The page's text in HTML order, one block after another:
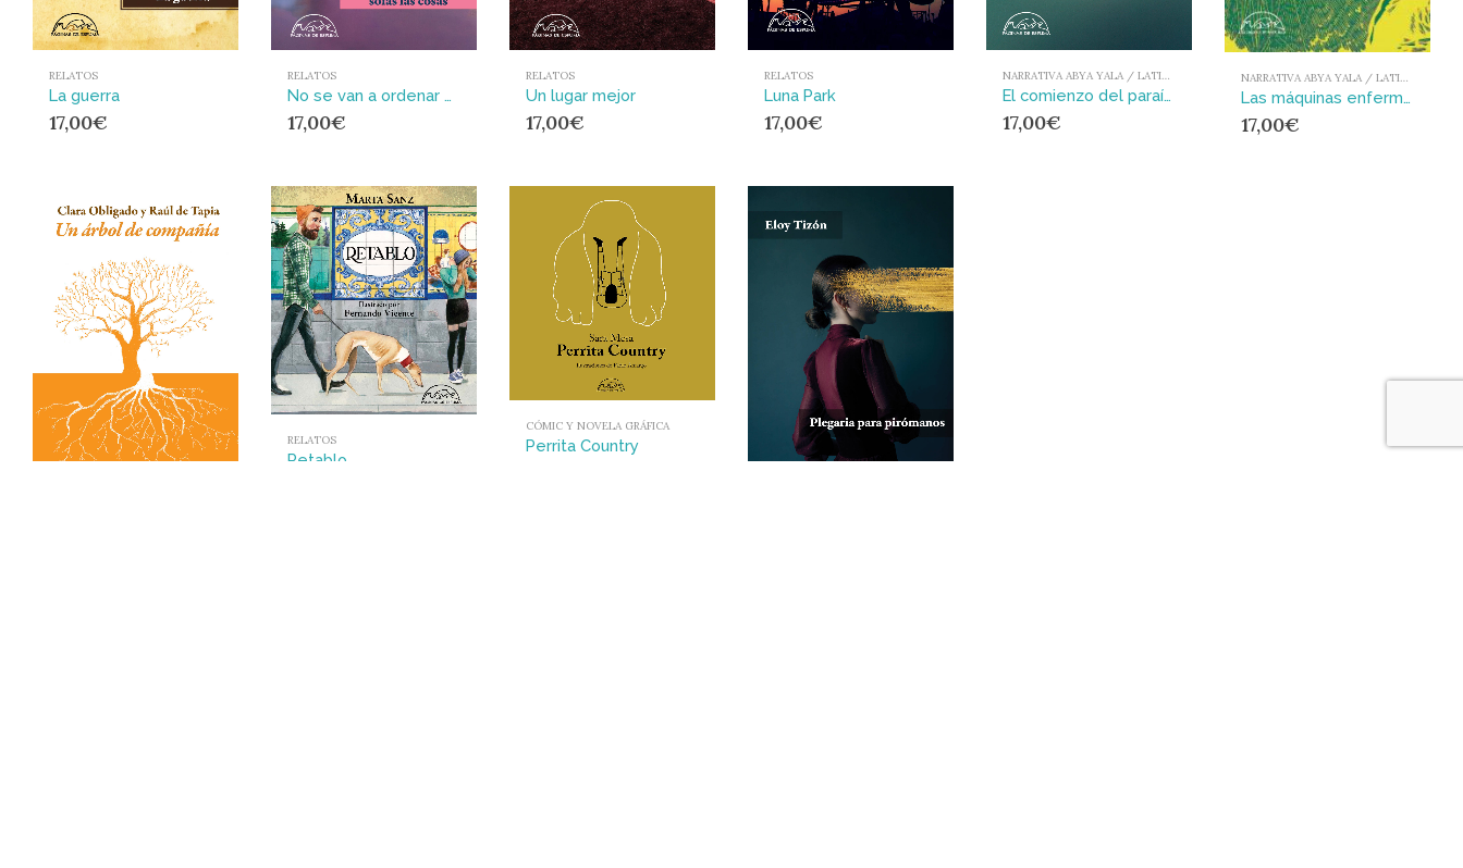
RELATOS
La guerra
17,00€
RELATOS
No se van a ordenar solas las cosas
17,00€
RELATOS
Un lugar mejor
17,00€
RELATOS
Luna Park
17,00€
NARRATIVA ABYA YALA / LATIONAMÉRICA Y EL CARIBE
El comienzo del paraíso
17,00€
NARRATIVA ABYA YALA / LATIONAMÉRICA Y EL CARIBE
Las máquinas enfermas
17,00€
RELATOS
Retablo
CÓMIC Y NOVELA GRÁFICA
Perrita Country